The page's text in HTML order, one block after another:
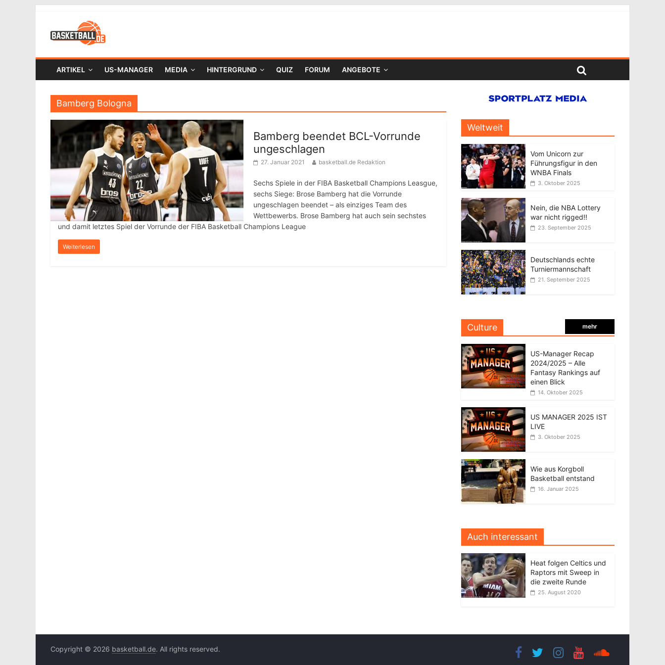
ARTIKEL US-MANAGER MEDIA HINTERGRUND QUIZ FORUM ANGEBOTE
Bamberg Bologna
Bamberg beendet BCL-Vorrunde
ungeschlagen
27. Januar 2021 basketball.de Redaktion
Sechs Spiele in der FIBA Basketball Champions Leasgue,
sechs Siege: Brose Bamberg hat die Vorrunde
ungeschlagen beendet – als einziges Team des
Wettbewerbs. Brose Bamberg hat auch sein sechstes
und damit letztes Spiel der Vorrunde der FIBA Basketball Champions League
Weiterlesen
Weltweit
Vom Unicorn zur
Führungsfigur in den
WNBA Finals
3. Oktober 2025
Nein, die NBA Lottery
war nicht rigged!!
23. September 2025
Deutschlands echte
Turniermannschaft
21. September 2025
Culture mehr
US-Manager Recap
2024/2025 – Alle
Fantasy Rankings auf
einen Blick
14. Oktober 2025
US MANAGER 2025 IST
LIVE
3. Oktober 2025
Wie aus Korgboll
Basketball entstand
16. Januar 2025
Auch interessant
Heat folgen Celtics und
Raptors mit Sweep in
die zweite Runde
25. August 2020
Copyright © 2026 basketball.de. All rights reserved.